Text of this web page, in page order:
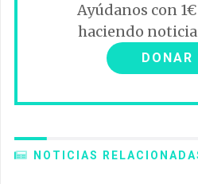
Ayúdanos con
haciendo
DONAR
NOTICIAS